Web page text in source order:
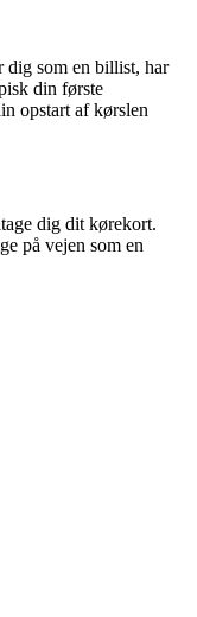
dig som en billist, har
din første
opstart af kørslen
dig dit kørekort.
på vejen som en